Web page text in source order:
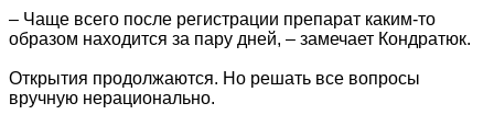
– Чаще всего после регистрации препарат каким-то
образом находится за пару дней, – замечает Кондратюк.
Открытия продолжаются. Но решать все вопросы
вручную нерационально.